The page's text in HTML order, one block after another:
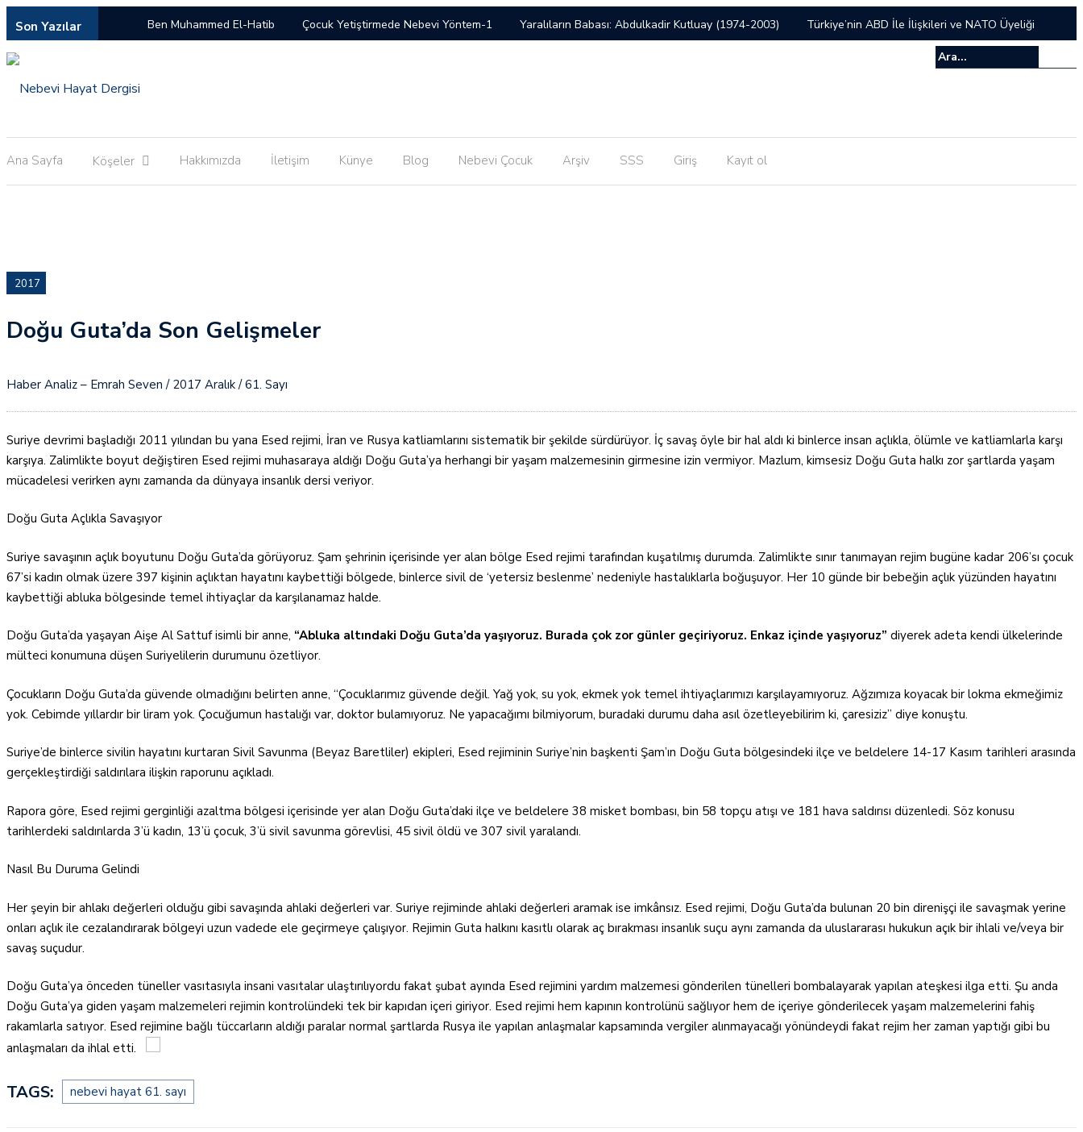
Son Yazılar Ben Muhammed El-Hatib Çocuk Yetiştirmede Nebevi Yöntem-1 Yaralıların Babası: Abdulkadir Kutluay (1974-2003) Türkiye’nin ABD İle İlişkileri ve NATO Üyeliği
Kur’an Ezberinin Faydaları
Ana Sayfa Köşeler Hakkımızda İletişim Künye Blog Nebevi Çocuk Arşiv SSS Giriş Kayıt ol
2017
Doğu Guta’da Son Gelişmeler
Haber Analiz – Emrah Seven / 2017 Aralık / 61. Sayı
Suriye devrimi başladığı 2011 yılından bu yana Esed rejimi, İran ve Rusya katliamlarını sistematik bir şekilde sürdürüyor. İç savaş öyle bir hal aldı ki binlerce insan açlıkla, ölümle ve katliamlarla karşı
karşıya. Zalimlikte boyut değiştiren Esed rejimi muhasaraya aldığı Doğu Guta’ya herhangi bir yaşam malzemesinin girmesine izin vermiyor. Mazlum, kimsesiz Doğu Guta halkı zor şartlarda yaşam
mücadelesi verirken aynı zamanda da dünyaya insanlık dersi veriyor.
Doğu Guta Açlıkla Savaşıyor
Suriye savaşının açlık boyutunu Doğu Guta’da görüyoruz. Şam şehrinin içerisinde yer alan bölge Esed rejimi tarafından kuşatılmış durumda. Zalimlikte sınır tanımayan rejim bugüne kadar 206’sı çocuk
67’si kadın olmak üzere 397 kişinin açlıktan hayatını kaybettiği bölgede, binlerce sivil de ‘yetersiz beslenme’ nedeniyle hastalıklarla boğuşuyor. Her 10 günde bir bebeğin açlık yüzünden hayatını
kaybettiği abluka bölgesinde temel ihtiyaçlar da karşılanamaz halde.
Doğu Guta’da yaşayan Aişe Al Sattuf isimli bir anne, “Abluka altındaki Doğu Guta’da yaşıyoruz. Burada çok zor günler geçiriyoruz. Enkaz içinde yaşıyoruz” diyerek adeta kendi ülkelerinde
mülteci konumuna düşen Suriyelilerin durumunu özetliyor.
Çocukların Doğu Guta’da güvende olmadığını belirten anne, “Çocuklarımız güvende değil. Yağ yok, su yok, ekmek yok temel ihtiyaçlarımızı karşılayamıyoruz. Ağzımıza koyacak bir lokma ekmeğimiz
yok. Cebimde yıllardır bir liram yok. Çocuğumun hastalığı var, doktor bulamıyoruz. Ne yapacağımı bilmiyorum, buradaki durumu daha asıl özetleyebilirim ki, çaresiziz” diye konuştu.
Suriye’de binlerce sivilin hayatını kurtaran Sivil Savunma (Beyaz Baretliler) ekipleri, Esed rejiminin Suriye’nin başkenti Şam’ın Doğu Guta bölgesindeki ilçe ve beldelere 14-17 Kasım tarihleri arasında
gerçekleştirdiği saldırılara ilişkin raporunu açıkladı.
Rapora göre, Esed rejimi gerginliği azaltma bölgesi içerisinde yer alan Doğu Guta’daki ilçe ve beldelere 38 misket bombası, bin 58 topçu atışı ve 181 hava saldırısı düzenledi. Söz konusu
tarihlerdeki saldırılarda 3’ü kadın, 13’ü çocuk, 3’ü sivil savunma görevlisi, 45 sivil öldü ve 307 sivil yaralandı.
Nasıl Bu Duruma Gelindi
Her şeyin bir ahlakı değerleri olduğu gibi savaşında ahlaki değerleri var. Suriye rejiminde ahlaki değerleri aramak ise imkânsız. Esed rejimi, Doğu Guta’da bulunan 20 bin direnişçi ile savaşmak yerine
onları açlık ile cezalandırarak bölgeyi uzun vadede ele geçirmeye çalışıyor. Rejimin Guta halkını kasıtlı olarak aç bırakması insanlık suçu aynı zamanda da uluslararası hukukun açık bir ihlali ve/veya bir
savaş suçudur.
Doğu Guta’ya önceden tüneller vasıtasıyla insani vasıtalar ulaştırılıyordu fakat şubat ayında Esed rejimini yardım malzemesi gönderilen tünelleri bombalayarak yapılan ateşkesi ilga etti. Şu anda
Doğu Guta’ya giden yaşam malzemeleri rejimin kontrolündeki tek bir kapıdan içeri giriyor. Esed rejimi hem kapının kontrolünü sağlıyor hem de içeriye gönderilecek yaşam malzemelerini fahiş
rakamlarla satıyor. Esed rejimine bağlı tüccarların aldığı paralar normal şartlarda Rusya ile yapılan anlaşmalar kapsamında vergiler alınmayacağı yönündeydi fakat rejim her zaman yaptığı gibi bu
anlaşmaları da ihlal etti.
TAGS: nebevi hayat 61. sayı